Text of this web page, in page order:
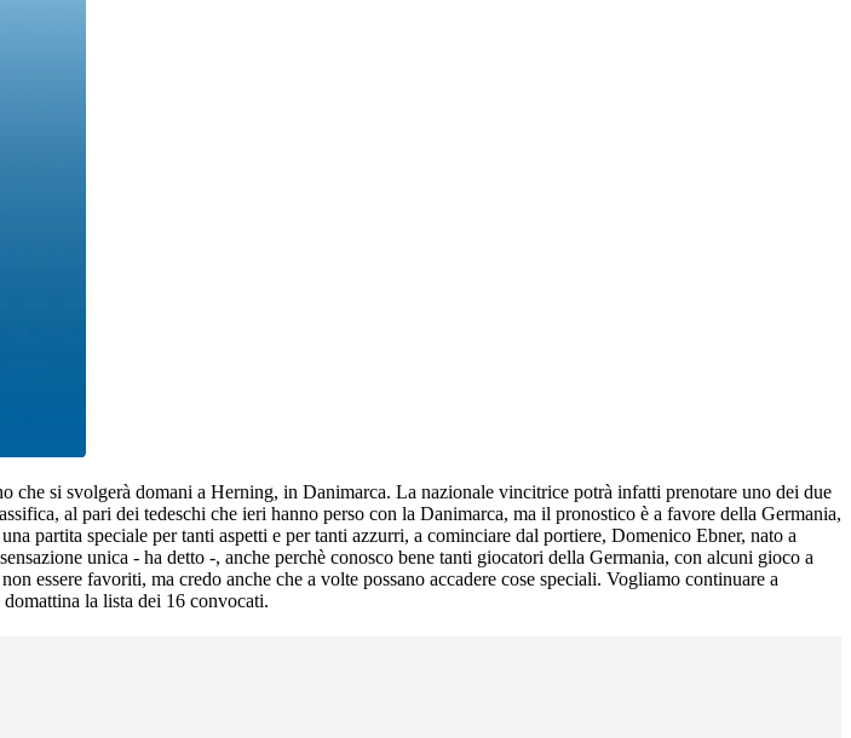
si svolgerà domani a Herning, in Danimarca. La nazionale vincitrice potrà infatti prenotare uno dei due
al pari dei tedeschi che ieri hanno perso con la Danimarca, ma il pronostico è a favore della Germania,
partita speciale per tanti aspetti e per tanti azzurri, a cominciare dal portiere, Domenico Ebner, nato a
unica - ha detto -, anche perchè conosco bene tanti giocatori della Germania, con alcuni gioco a
essere favoriti, ma credo anche che a volte possano accadere cose speciali. Vogliamo continuare a
la lista dei 16 convocati.